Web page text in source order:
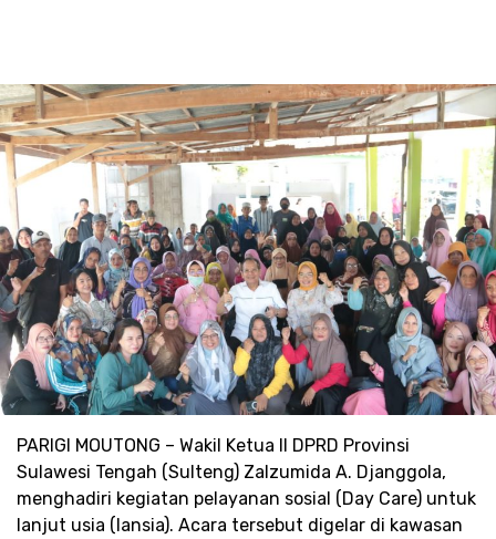
PARIGI MOUTONG – Wakil Ketua II DPRD Provinsi
Sulawesi Tengah (Sulteng) Zalzumida A. Djanggola,
menghadiri kegiatan pelayanan sosial (Day Care) untuk
lanjut usia (lansia). Acara tersebut digelar di kawasan